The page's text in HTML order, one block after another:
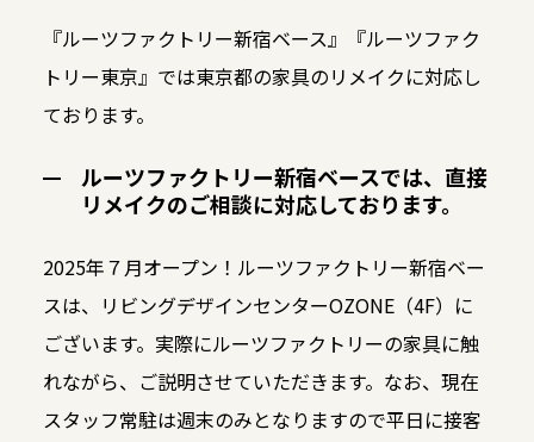
『ルーツファクトリー新宿ベース』『ルーツファク
トリー東京』では東京都の家具のリメイクに対応し
ております。
ルーツファクトリー新宿ベースでは、直接
リメイクのご相談に対応しております。
2025年７月オープン！ルーツファクトリー新宿ベー
スは、リビングデザインセンターOZONE（4F）に
ございます。実際にルーツファクトリーの家具に触
れながら、ご説明させていただきます。なお、現在
スタッフ常駐は週末のみとなりますので平日に接客